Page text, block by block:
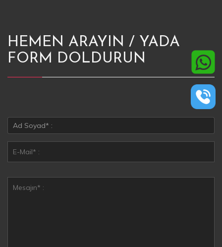
HEMEN ARAYIN / YADA
FORM DOLDURUN